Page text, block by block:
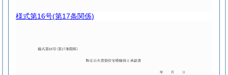
様式第16号(第17条関係)